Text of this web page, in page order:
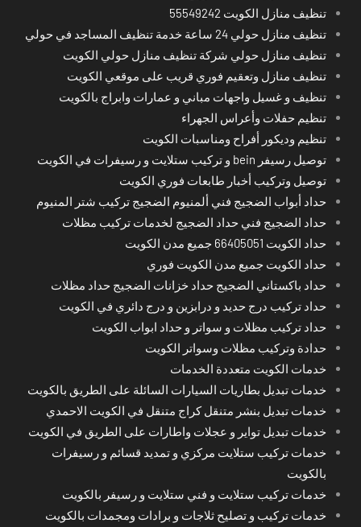
تنظيف منازل الكويت 55549242
تنظيف منازل حولي 24 ساعة خدمة تنظيف المساجد في حولي
تنظيف منازل حولي شركة تنظيف منازل حولي الكويت
تنظيف منازل وتعقيم فوري قريب على موقعي الكويت
تنظيف و غسيل واجهات مباني و عمارات وابراج بالكويت
تنظيم حفلات وأعراس الجهراء
تنظيم وديكور أفراح ومناسبات الكويت
توصيل رسيفر bein و تركيب ستلايت و رسيفرات في الكويت
توصيل وتركيب أخبار طابعات فوري الكويت
حداد أبواب الضجيج فني ألمنيوم الضجيج تركيب شتر المنيوم
حداد الضجيج فني حداد الضجيج لخدمات تركيب مظلات
حداد الكويت 66405051 جميع مدن الكويت
حداد الكويت جميع مدن الكويت فوري
حداد باكستاني الضجيج حداد خزانات الضجيج حداد مظلات
حداد تركيب درج حديد و درابزين و درج دائري في الكويت
حداد تركيب مظلات و سواتر و حداد ابواب الكويت
حدادة وتركيب مظلات وسواتر الكويت
خدمات الكويت متعددة الخدمات
خدمات تبديل بطاريات السيارات السائلة على الطريق بالكويت
خدمات تبديل بنشر متنقل كراج متنقل في الكويت الاحمدي
خدمات تبديل تواير و عجلات واطارات على الطريق في الكويت
خدمات تركيب ستلايت مركزي و تمديد قسائم و رسيفرات
بالكويت
خدمات تركيب ستلايت و فني ستلايت و رسيفر بالكويت
خدمات تركيب و تصليح ثلاجات و برادات ومجمدات بالكويت